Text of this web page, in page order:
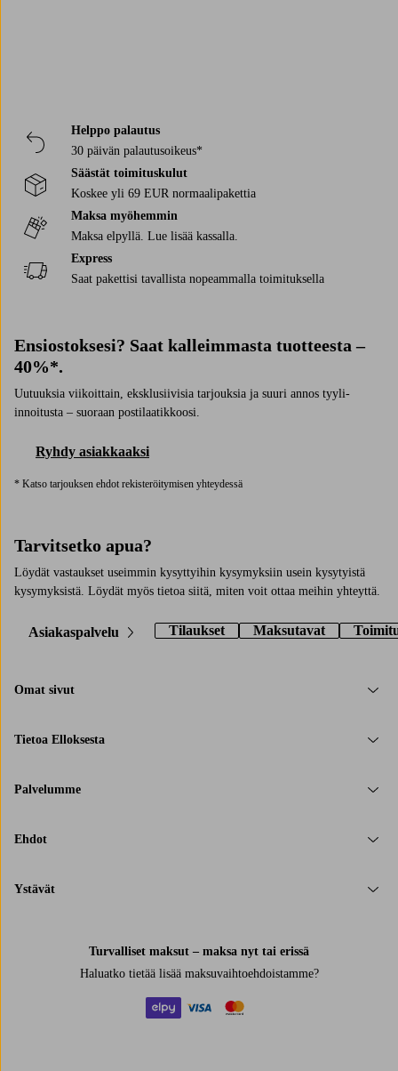
Helppo palautus
30 päivän palautusoikeus*
Säästät toimituskulut
Koskee yli 69 EUR normaalipakettia
Maksa myöhemmin
Maksa elpyllä. Lue lisää kassalla.
Express
Saat pakettisi tavallista nopeammalla toimituksella
Ensiostoksesi? Saat kalleimmasta tuotteesta –
40%*.
Uutuuksia viikoittain, eksklusiivisia tarjouksia ja suuri annos tyyli-
innoitusta – suoraan postilaatikkoosi.
Ryhdy asiakkaaksi
* Katso tarjouksen ehdot rekisteröitymisen yhteydessä
Tarvitsetko apua?
Löydät vastaukset useimmin kysyttyihin kysymyksiin usein kysytyistä
kysymyksistä. Löydät myös tietoa siitä, miten voit ottaa meihin yhteyttä.
Asiakaspalvelu Tilaukset Maksutavat
Omat sivut
Tietoa Elloksesta
Palvelumme
Ehdot
Ystävät
Turvalliset maksut – maksa nyt tai erissä
Haluatko tietää lisää maksuvaihtoehdoistamme?